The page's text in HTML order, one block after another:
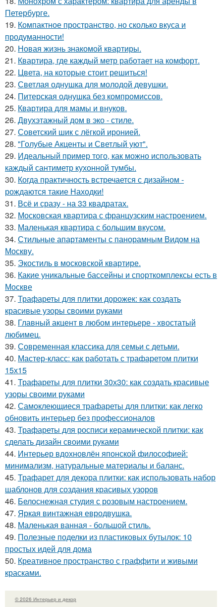
Петербурге.
19. Компактное пространство, но сколько вкуса и
продуманности!
20. Новая жизнь знакомой квартиры.
21. Квартира, где каждый метр работает на комфорт.
22. Цвета, на которые стоит решиться!
23. Светлая однушка для молодой девушки.
24. Питерская однушка без компромиссов.
25. Квартира для мамы и внуков.
26. Двухэтажный дом в эко - стиле.
27. Советский шик с лёгкой иронией.
28. "Голубые Акценты и Светлый уют".
29. Идеальный пример того, как можно использовать
каждый сантиметр кухонной тумбы.
30. Когда практичность встречается с дизайном -
рождаются такие Находки!
31. Всё и сразу - на 33 квадратах.
32. Московская квартира с французским настроением.
33. Маленькая квартира с большим вкусом.
34. Стильные апартаменты с панорамным Видом на
Москву.
35. Экостиль в московской квартире.
36. Какие уникальные бассейны и спорткомплексы есть в
Москве
37. Трафареты для плитки дорожек: как создать
красивые узоры своими руками
38. Главный акцент в любом интерьере - хвостатый
любимец.
39. Современная классика для семьи с детьми.
40. Мастер-класс: как работать с трафаретом плитки
15х15
41. Трафареты для плитки 30х30: как создать красивые
узоры своими руками
42. Самоклеющиеся трафареты для плитки: как легко
обновить интерьер без профессионалов
43. Трафареты для росписи керамической плитки: как
сделать дизайн своими руками
44. Интерьер вдохновлён японской философией:
минимализм, натуральные материалы и баланс.
45. Трафарет для декора плитки: как использовать набор
шаблонов для создания красивых узоров
46. Белоснежная студия с розовым настроением.
47. Яркая винтажная евродвушка.
48. Маленькая ванная - большой стиль.
49. Полезные поделки из пластиковых бутылок: 10
простых идей для дома
50. Креативное пространство с граффити и живыми
красками.
© 2026 Интерьер и декор